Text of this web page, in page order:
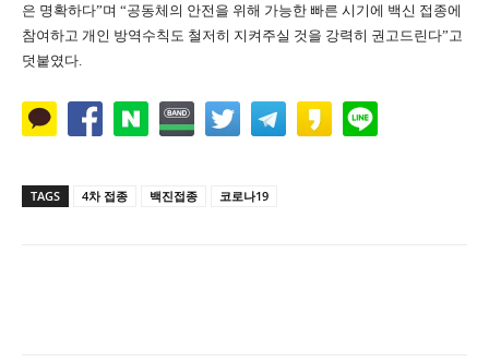
은 명확하다”며 “공동체의 안전을 위해 가능한 빠른 시기에 백신 접종에
참여하고 개인 방역수칙도 철저히 지켜주실 것을 강력히 권고드린다”고
덧붙였다.
TAGS 4차 접종 백진접종 코로나19